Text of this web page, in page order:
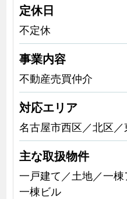
定休日
不定休
事業内容
不動産売買仲介
対応エリア
名古屋市西区／北区
主な取扱物件
一戸建て／土地／一
一棟ビル